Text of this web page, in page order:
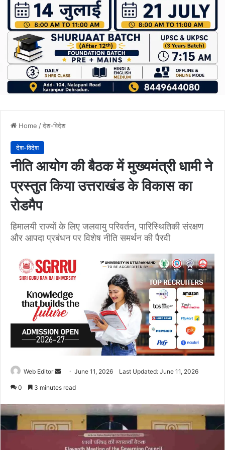
Home /देश-विदेश
देश-विदेश
नीति आयोग की बैठक में मुख्यमंत्री धामी ने
प्रस्तुत किया उत्तराखंड के विकास का
रोडमैप
हिमालयी राज्यों के लिए जलवायु परिवर्तन, पारिस्थितिकी संरक्षण
और आपदा प्रबंधन पर विशेष नीति समर्थन की पैरवी
Web Editor
a
n
June 11, 2026 Last Updated: June 11, 2026
0 3 minutes read